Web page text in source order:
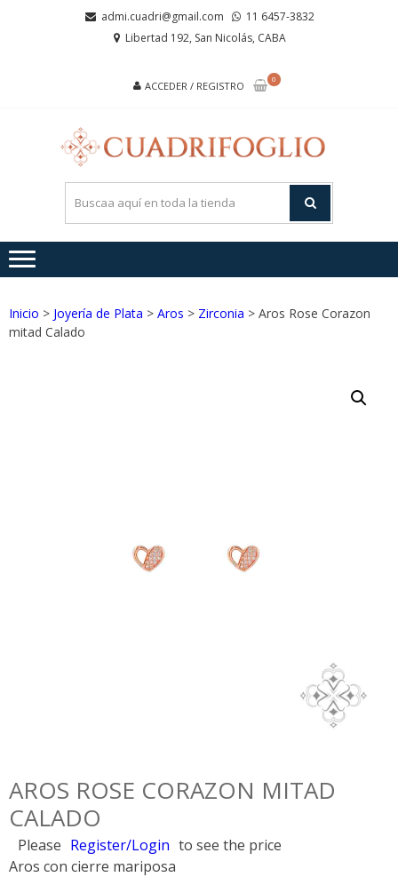
admi.cuadri@gmail.com
11 6457-3832
Libertad 192, San Nicolás, CABA
ACCEDER / REGISTRO
0
Inicio > Joyería de Plata > Aros > Zirconia > Aros Rose Corazon
mitad Calado
AROS ROSE CORAZON MITAD
CALADO
Please Register/Login to see the price
Aros con cierre mariposa